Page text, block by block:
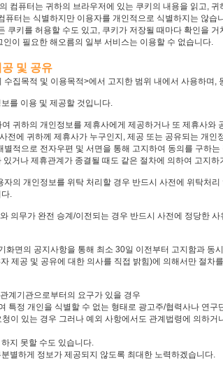
컴퓨터는 귀하의 브라우저에 있는 쿠키의 내용을 읽고,
퓨터는 식별하지만 이용자를 개인적으로 식별하지는 않
쿠키를 허용할 수도 있고, 쿠키가 저장될 때마다 확인을
이 필요한 해오름의 일부 서비스는 이용할 수 없습니다.
및 공유
집목적 및 이용목적>에서 고지한 범위 내에서 사용하며
를 이용 및 제공할 것입니다.
귀하의 개인정보를 제휴사에게 제공하거나 또 제휴사와
전에 귀하께 제휴사가 누구인지, 제공 또는 공유되는 개
적으로 전자우편 및 서면을 통해 고지하여 동의를 구하
거나 제휴관계가 종결될 때도 같은 절차에 의하여 고지하
의 개인정보를 위탁 처리할 경우 반드시 사전에 위탁처
.
의무가 완전 승계/이전되는 경우 반드시 사전에 정당한
화면의 공지사항을 통해 최소 30일 이전부터 고지함과
제공 및 공유에 대한 의사를 직접 밝힘)에 의해서만 절차
계기관으로부터의 요구가 있을 경우
특정 개인을 식별할 수 없는 형태로 광고주/협력사나 연구
이 있는 경우 그러나 예외 사항에서도 관계법령에 의하
지 못할 수도 있습니다.
별하게 정보가 제공되지 않도록 최대한 노력하겠습니다.